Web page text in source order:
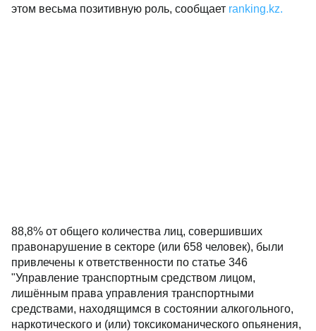
этом весьма позитивную роль, сообщает ranking.kz.
88,8% от общего количества лиц, совершивших
правонарушение в секторе (или 658 человек), были
привлечены к ответственности по статье 346
"Управление транспортным средством лицом,
лишённым права управления транспортными
средствами, находящимся в состоянии алкогольного,
наркотического и (или) токсикоманического опьянения,